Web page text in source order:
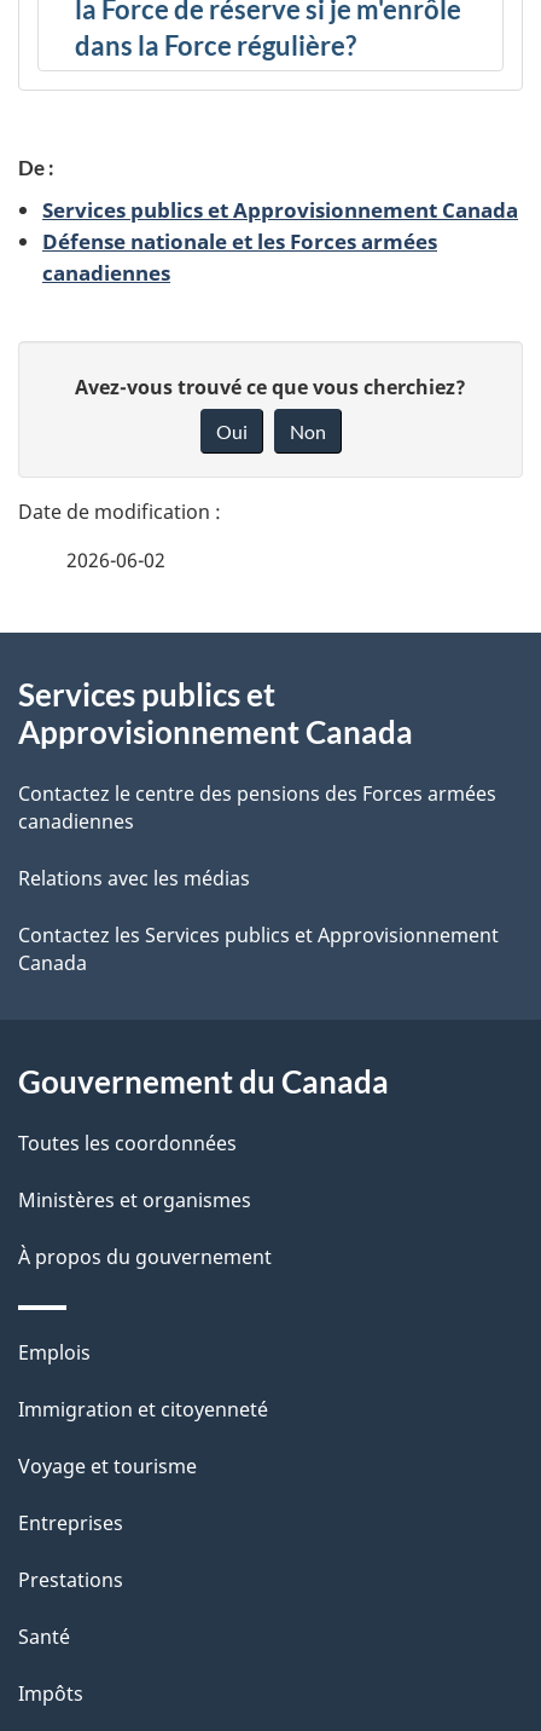
la Force de réserve si je m'enrôle
dans la Force régulière?
De :
Services publics et Approvisionnement Canada
Défense nationale et les Forces armées
canadiennes
t
a
l
s
d
e
l
a
p
e
n
o
t
r
e
r
é
t
o
a
i
o
s
u
c
e
t
e
p
g
e
Avez-vous trouvé ce que vous cherchiez?
Oui Non
2026-06-02
propos
de
ce
site
Services publics et
Approvisionnement Canada
Contactez le centre des pensions des Forces armées
canadiennes
Relations avec les médias
Contactez les Services publics et Approvisionnement
Canada
Gouvernement du Canada
Toutes les coordonnées
Ministères et organismes
À propos du gouvernement
Thèmes
sujets
Emplois
Immigration et citoyenneté
Voyage et tourisme
Entreprises
Prestations
Santé
Impôts